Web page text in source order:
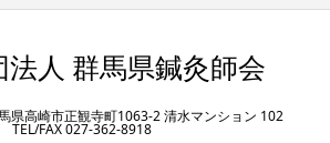
法人 群馬県鍼灸師会
県高崎市正観寺町1063-2 清水マンション 102
TEL/FAX 027-362-8918